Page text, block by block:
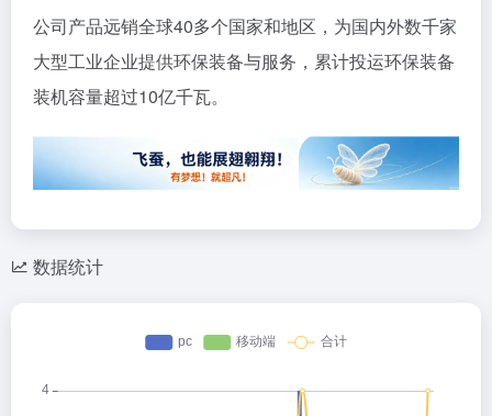
公司产品远销全球40多个国家和地区，为国内外数千家
大型工业企业提供环保装备与服务，累计投运环保装备
装机容量超过10亿千瓦。
数据统计